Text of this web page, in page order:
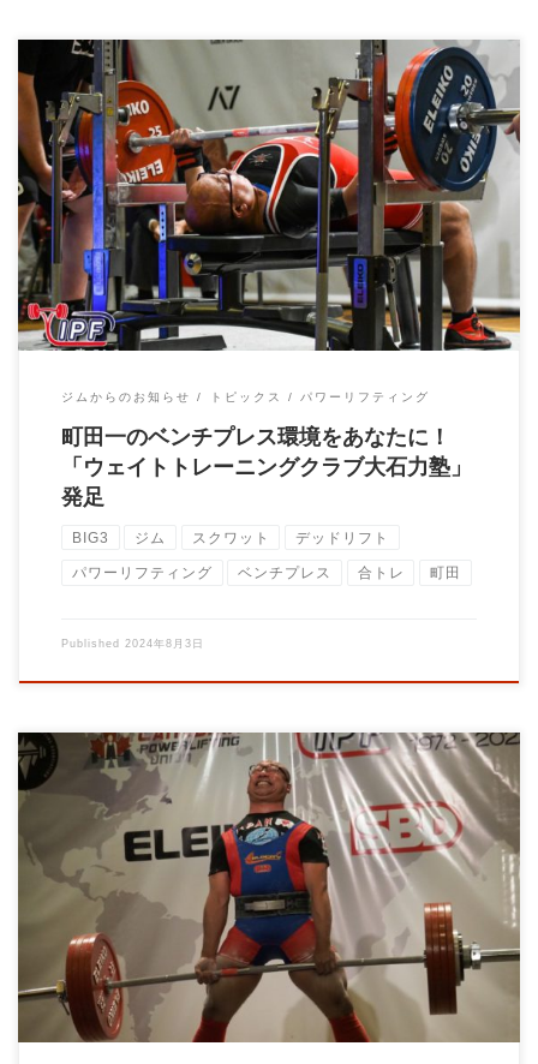
パーソナルトレーニングジムBrainの大石です。 Power to You !!
この […]
ジムからのお知らせ トピックス パワーリフティング
町田一のベンチプレス環境をあなたに！
「ウェイトトレーニングクラブ大石力塾」
発足
BIG3 ジム スクワット デッドリフト
パワーリフティング ベンチプレス 合トレ 町田
Published 2024年8月3日
姿勢不良は転倒や怪我のリスクを高める 高齢者になると、筋力
や骨密度が低下し、姿勢不良になりやすくなり […]